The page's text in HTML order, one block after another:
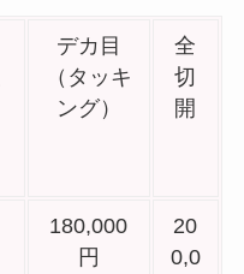
デカ目
（タッキ
ング）
全
切
開
180,000
円
20
0,0